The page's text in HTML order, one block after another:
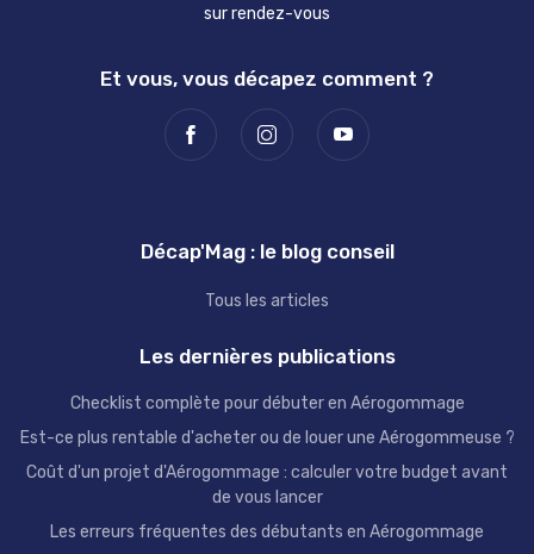
sur rendez-vous
Et vous, vous décapez comment ?
Décap'Mag : le blog conseil
Tous les articles
Les dernières publications
Checklist complète pour débuter en Aérogommage
Est-ce plus rentable d'acheter ou de louer une Aérogommeuse ?
Coût d'un projet d'Aérogommage : calculer votre budget avant
de vous lancer
Les erreurs fréquentes des débutants en Aérogommage